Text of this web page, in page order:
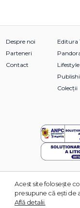
Despre noi
Parteneri
Contact
Editura
Lifestyle
Colecții
© 2026 Grupul
Acest site foloseşte
presupune că eşti de
Află detalii.